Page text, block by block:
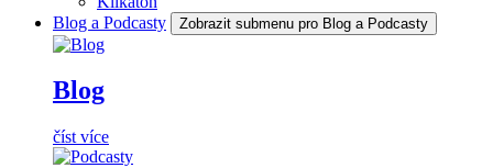
Blog a Podcasty
Zobrazit submenu pro Blog a Podcasty
Blog
číst více